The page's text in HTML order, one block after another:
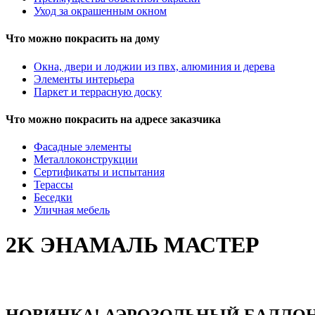
Уход за окрашенным окном
Что можно покрасить на дому
Окна, двери и лоджии из пвх, алюминия и дерева
Элементы интерьера
Паркет и террасную доску
Что можно покрасить на адресе заказчика
Фасадные элементы
Металлоконструкции
Сертификаты и испытания
Терассы
Беседки
Уличная мебель
2K ЭНАМАЛЬ МАСТЕР